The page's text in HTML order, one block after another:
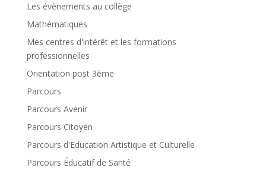
Les évènements au collège
Mathématiques
Mes centres d'intérêt et les formations
professionnelles
Orientation post 3ème
Parcours
Parcours Avenir
Parcours Citoyen
Parcours d'Education Artistique et Culturelle
Parcours Éducatif de Santé